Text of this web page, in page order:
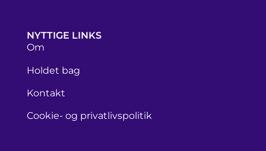
NYTTIGE LINKS
Om
Holdet bag
Kontakt
Cookie- og privatlivspolitik